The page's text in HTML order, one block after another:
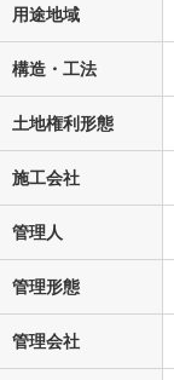
用途地域
構造・工法
土地権利形態
施工会社
管理人
管理形態
管理会社